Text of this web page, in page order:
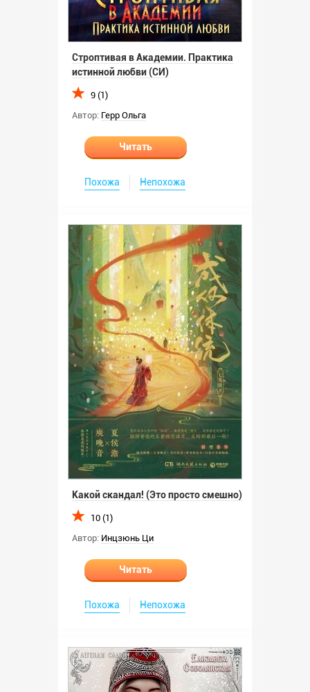
Строптивая в Академии. Практика
истинной любви (СИ)
9 (1)
Автор: Герр Ольга
Читать
Похожа Непохожа
Какой скандал! (Это просто смешно)
10 (1)
Автор: Инцзюнь Ци
Читать
Похожа Непохожа